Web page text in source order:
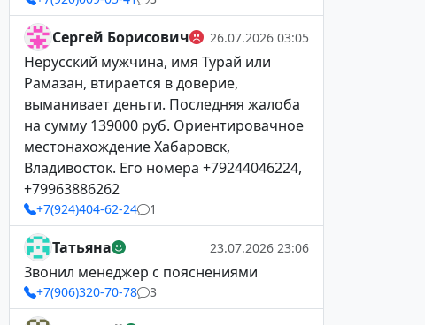
Сергей Борисович 26.07.2026 03:05
Нерусский мужчина, имя Турай или
Рамазан, втирается в доверие,
выманивает деньги. Последняя жалоба
на сумму 139000 руб. Ориентировачное
местонахождение Хабаровск,
Владивосток. Его номера +79244046224,
+79963886262
+7(924)404-62-24 1
Татьяна 23.07.2026 23:06
Звонил менеджер с пояснениями
+7(906)320-70-78 3